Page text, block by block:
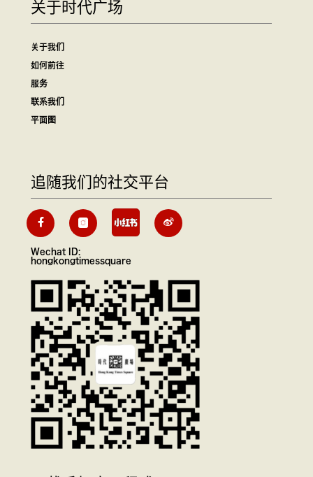
关于时代广场
关于我们
如何前往
服务
联系我们
平面图
追随我们的社交平台
Wechat ID:
hongkongtimessquare